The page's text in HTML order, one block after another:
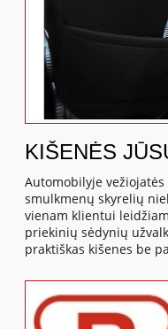
KIŠENĖS
Automobilyje
smulkmenų skyrelių
vienam klientui
priekinių sėdynių
praktiškas kišenes be